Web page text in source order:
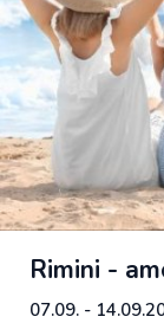
Rimini -
07.09. -